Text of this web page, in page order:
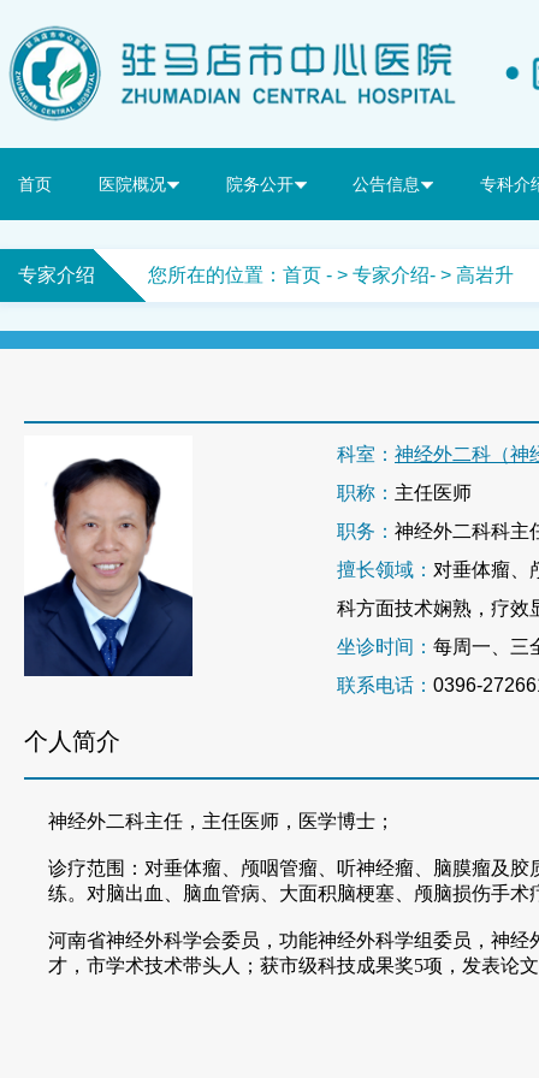
首页 医院概况 院务公开 公告信息 专科介
专家介绍 您所在的位置： 首页 - > 专家介绍- > 高岩升
科室： 神经外二科（神
职称： 主任医师
职务： 神经外二科科主
擅长领域： 对垂体瘤、
科方面技术娴熟，疗效
坐诊时间： 每周一、三
联系电话： 0396-
个人简介
神经外二科主任，主任医师，医学博士；
诊疗范围：对垂体瘤、颅咽管瘤、听神经瘤、脑膜瘤及
练。对脑出血、脑血管病、大面积脑梗塞、颅脑损伤手
河南省神经外科学会委员，功能神经外科学组委员，神
才，市学术技术带头人；获市级科技成果奖5项，发表论